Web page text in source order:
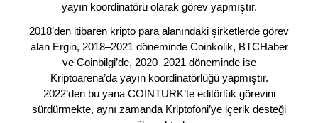
yayın koordinatörü olarak görev yapmıştır.
2018’den itibaren kripto para alanındaki şirketlerde görev
alan Ergin, 2018–2021 döneminde Coinkolik, BTCHaber
ve Coinbilgi’de, 2020–2021 döneminde ise
Kriptoarena’da yayın koordinatörlüğü yapmıştır.
2022’den bu yana COINTURK’te editörlük görevini
sürdürmekte, aynı zamanda Kriptofoni’ye içerik desteği